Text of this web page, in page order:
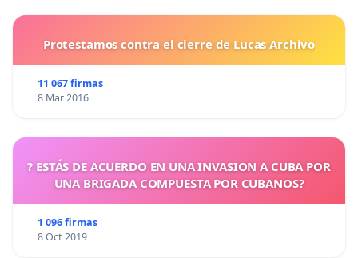
Protestamos contra el cierre de Lucas Archivo
11 067 firmas
8 Mar 2016
? ESTÁS DE ACUERDO EN UNA INVASION A CUBA POR
UNA BRIGADA COMPUESTA POR CUBANOS?
1 096 firmas
8 Oct 2019